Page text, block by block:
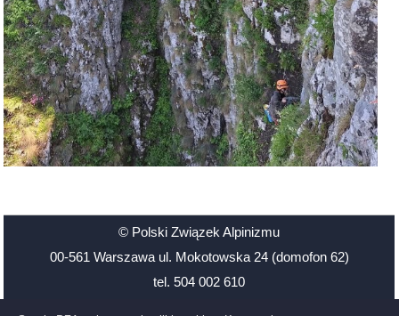
© Polski Związek Alpinizmu
00-561 Warszawa ul. Mokotowska 24 (domofon 62)
tel. 504 002 610